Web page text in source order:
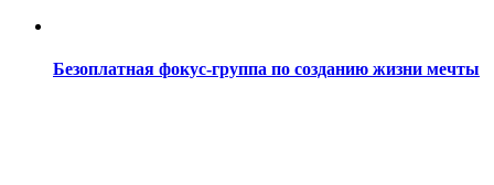
Безоплатная фокус-группа по созданию жизни мечты